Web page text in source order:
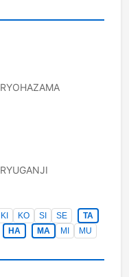
RYOHAZAMA
RYUGANJI
KI KO SI SE
TA
HA MA MI
MU